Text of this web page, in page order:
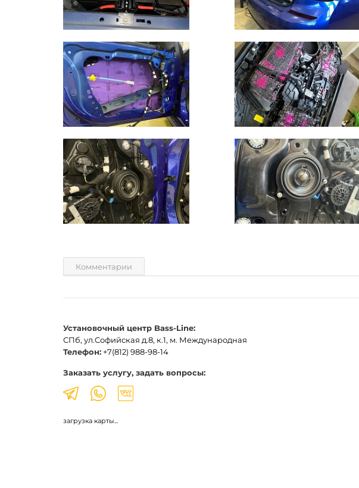
Комментарии
Установочный центр Bass-Line:
СПб, ул.Софийская д.8, к.1, м. Международная
Телефон: +7(812) 988-98-14
Заказать услугу, задать вопросы:
загрузка карты...